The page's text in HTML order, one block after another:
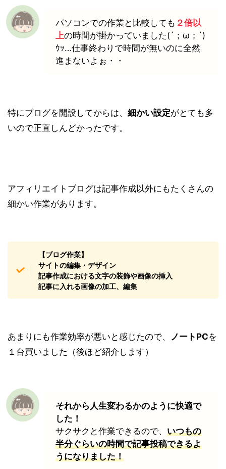
パソコンでの作業と比較しても ２倍以
上の時間が掛かっていました(´；ω；`)
ｳｯ…仕事終わりで時間が無いのに全然
進まないよぉ・・
特にブログを開設してからは、 細かい設定がとても多
いので正直しんどかったです。
アフィリエイトブログは記事作成以外にもたくさんの
細かい作業があります。
【ブログ作業】
サイトの編集・デザイン
記事作成における文字の装飾や画像の挿入
記事に入れる画像の加工、編集
あまりにも作業効率が悪いと感じたので、 ノートPCを
１台買いました（後ほど紹介します）
それから人生変わるかのように快適で
した！
サクサクと作業できるので、 いつもの
半分ぐらいの時間で記事投稿できるよ
うになりました！